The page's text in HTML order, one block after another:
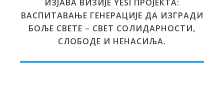
ИЗЈАВА ВИЗИЈЕ YЕSI ПРОЈЕКТА:
ВАСПИТАВАЊЕ ГЕНЕРАЦИЈЕ ДА ИЗГРАДИ
БОЉЕ СВЕТЕ – СВЕТ СОЛИДАРНОСТИ,
СЛОБОДЕ И НЕНАСИЉА.